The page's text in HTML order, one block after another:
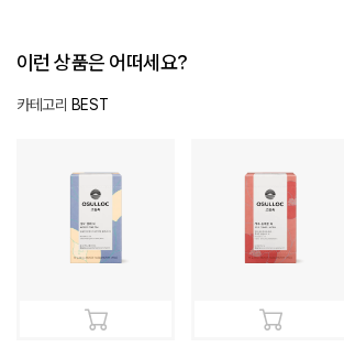
이런 상품은 어떠세요?
카테고리 BEST